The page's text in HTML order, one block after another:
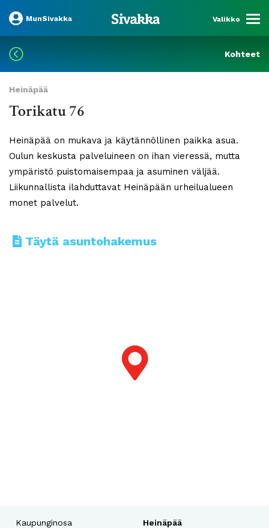
MunSivakka Valikko
Kohteet
Heinäpää
Torikatu 76
Heinäpää on mukava ja käytännöllinen paikka asua.
Oulun keskusta palveluineen on ihan vieressä, mutta
ympäristö puistomaisempaa ja asuminen väljää.
Liikunnallista ilahduttavat Heinäpään urheilualueen
monet palvelut.
Täytä asuntohakemus
Kaupunginosa Heinäpää